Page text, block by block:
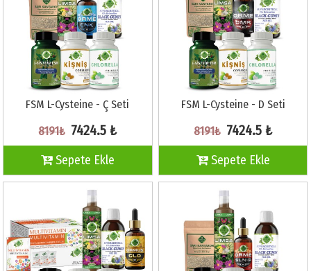
FSM L-Cysteine - Ç Seti
8191₺ 7424.5 ₺
Sepete Ekle
FSM L-Cysteine - D Seti
8191₺ 7424.5 ₺
Sepete Ekle